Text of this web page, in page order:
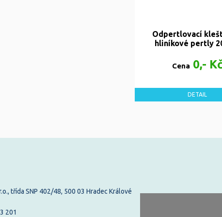
Odpertlovací
hliníkové pertly
Cena 0,- Kč
DETAIL
třída SNP 402/48, 500 03 Hradec Králové
201